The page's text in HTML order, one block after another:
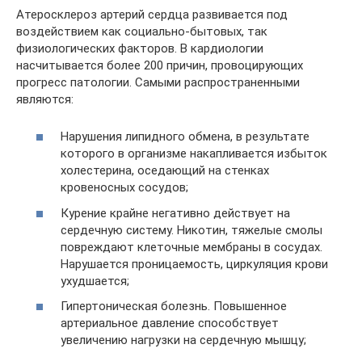
Атеросклероз артерий сердца развивается под
воздействием как социально-бытовых, так
физиологических факторов. В кардиологии
насчитывается более 200 причин, провоцирующих
прогресс патологии. Самыми распространенными
являются:
Нарушения липидного обмена, в результате
которого в организме накапливается избыток
холестерина, оседающий на стенках
кровеносных сосудов;
Курение крайне негативно действует на
сердечную систему. Никотин, тяжелые смолы
повреждают клеточные мембраны в сосудах.
Нарушается проницаемость, циркуляция крови
ухудшается;
Гипертоническая болезнь. Повышенное
артериальное давление способствует
увеличению нагрузки на сердечную мышцу;